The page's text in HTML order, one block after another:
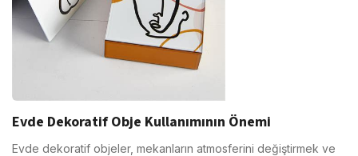
Evde Dekoratif Obje Kullanımının Önemi
Evde dekoratif objeler, mekanların atmosferini değiştirmek ve